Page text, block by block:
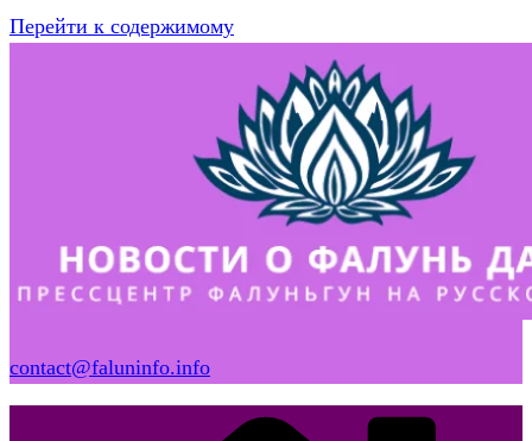
Перейти к содержимому
contact@faluninfo.info